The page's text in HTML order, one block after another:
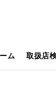
ム 取扱店